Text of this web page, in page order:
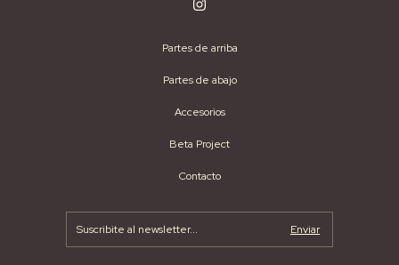
Partes de arriba
Partes de abajo
Accesorios
Beta Project
Contacto